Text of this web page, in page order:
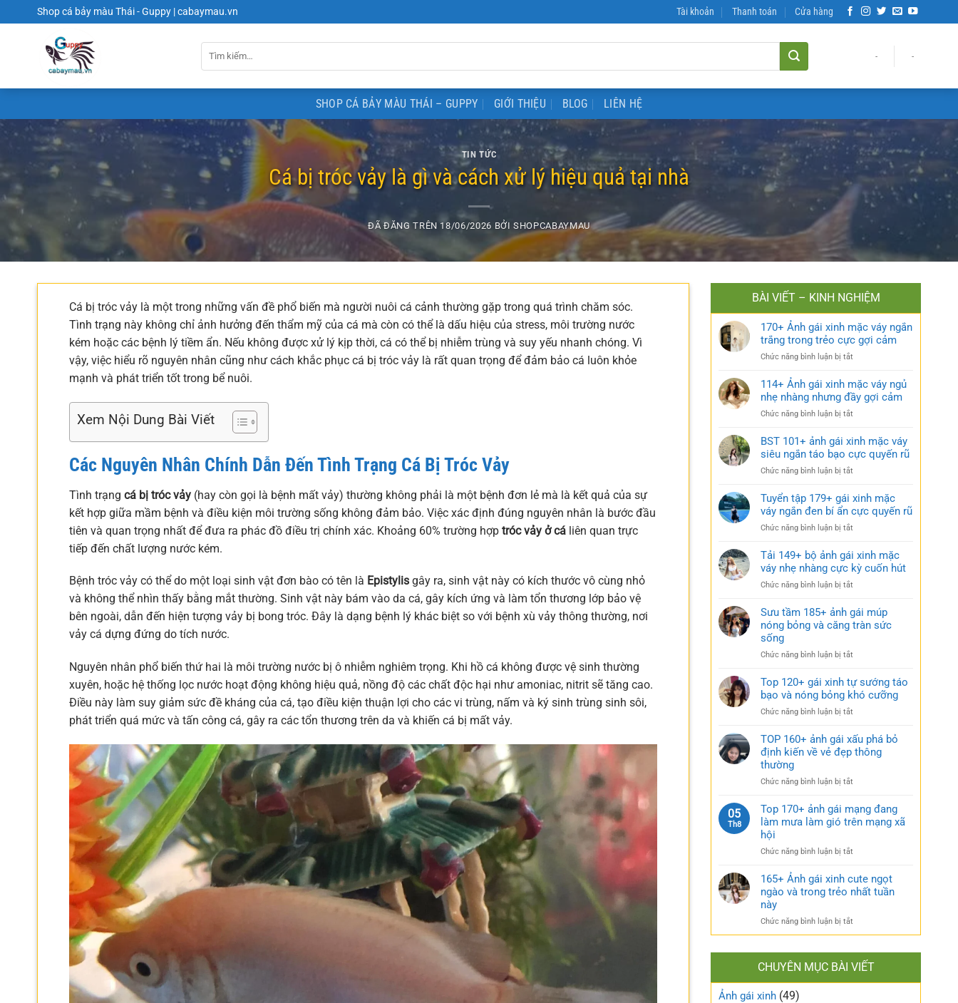
đến
Shop cá bảy màu Thái - Guppy | cabaymau.vn Tài khoản Thanh toán Cửa hàng
- -
SHOP CÁ BẢY MÀU THÁI – GUPPY GIỚI THIỆU BLOG LIÊN HỆ
TIN TỨC
Cá bị tróc vảy là gì và cách xử lý hiệu quả tại nhà
ĐÃ ĐĂNG TRÊN 18/06/2026 BỞISHOPCABAYMAU
Cá bị tróc vảy là một trong những vấn đề phổ biến mà người nuôi cá cảnh thường gặp trong quá trình chăm sóc.
Tình trạng này không chỉ ảnh hưởng đến thẩm mỹ của cá mà còn có thể là dấu hiệu của stress, môi trường nước
kém hoặc các bệnh lý tiềm ẩn. Nếu không được xử lý kịp thời, cá có thể bị nhiễm trùng và suy yếu nhanh chóng. Vì
vậy, việc hiểu rõ nguyên nhân cũng như cách khắc phục cá bị tróc vảy là rất quan trọng để đảm bảo cá luôn khỏe
mạnh và phát triển tốt trong bể nuôi.
Xem Nội Dung Bài Viết
Các Nguyên Nhân Chính Dẫn Đến Tình Trạng Cá Bị Tróc Vảy
Tình trạng cá bị tróc vảy (hay còn gọi là bệnh mất vảy) thường không phải là một bệnh đơn lẻ mà là kết quả của sự
kết hợp giữa mầm bệnh và điều kiện môi trường sống không đảm bảo. Việc xác định đúng nguyên nhân là bước đầu
tiên và quan trọng nhất để đưa ra phác đồ điều trị chính xác. Khoảng 60% trường hợp tróc vảy ở cá liên quan trực
tiếp đến chất lượng nước kém.
Bệnh tróc vảy có thể do một loại sinh vật đơn bào có tên là Epistylis gây ra, sinh vật này có kích thước vô cùng nhỏ
và không thể nhìn thấy bằng mắt thường. Sinh vật này bám vào da cá, gây kích ứng và làm tổn thương lớp bảo vệ
bên ngoài, dẫn đến hiện tượng vảy bị bong tróc. Đây là dạng bệnh lý khác biệt so với bệnh xù vảy thông thường, nơi
vảy cá dựng đứng do tích nước.
Nguyên nhân phổ biến thứ hai là môi trường nước bị ô nhiễm nghiêm trọng. Khi hồ cá không được vệ sinh thường
xuyên, hoặc hệ thống lọc nước hoạt động không hiệu quả, nồng độ các chất độc hại như amoniac, nitrit sẽ tăng cao.
Điều này làm suy giảm sức đề kháng của cá, tạo điều kiện thuận lợi cho các vi trùng, nấm và ký sinh trùng sinh sôi,
phát triển quá mức và tấn công cá, gây ra các tổn thương trên da và khiến cá bị mất vảy.
BÀI VIẾT – KINH NGHIỆM
170+ Ảnh gái xinh mặc váy ngắn
trắng trong trẻo cực gợi cảm
Chức năng bình luận bị tắt
Ảnh
gái
xinh
mặc
ngắn
trắng
gợi
cảm
114+ Ảnh gái xinh mặc váy ngủ
nhẹ nhàng nhưng đầy gợi cảm
Chức năng bình luận bị tắt
Ảnh
gái
xinh
mặc
ngủ
nhẹ
gợi
cảm
BST 101+ ảnh gái xinh mặc váy
siêu ngắn táo bạo cực quyến rũ
Chức năng bình luận bị tắt
101+
ảnh
gái
xinh
váy
siêu
cực
quyến
Tuyển tập 179+ gái xinh mặc
váy ngắn đen bí ẩn cực quyến rũ
Chức năng bình luận bị tắt
tập
179+
gái
xinh
váy
ngắn
ẩn
quyến
rũ
Tải 149+ bộ ảnh gái xinh mặc
váy nhẹ nhàng cực kỳ cuốn hút
Chức năng bình luận bị tắt
149+
bộ
xinh
váy
nhẹ
cực
cuốn
hút
Sưu tầm 185+ ảnh gái múp
nóng bỏng và căng tràn sức
sống
Chức năng bình luận bị tắt
tầm
185+
gái
nóng
bỏng
tràn
sống
Top 120+ gái xinh tự sướng táo
bạo và nóng bỏng khó cưỡng
Chức năng bình luận bị tắt
120+
gái
sướng
bạo
và
khó
TOP 160+ ảnh gái xấu phá bỏ
định kiến về vẻ đẹp thông
thường
Chức năng bình luận bị tắt
160+
ảnh
phá
định
kiến
đẹp
thông
thường
05
Th8
Top 170+ ảnh gái mạng đang
làm mưa làm gió trên mạng xã
hội
Chức năng bình luận bị tắt
170+
ảnh
đang
làm
làm
gió
trên
165+ Ảnh gái xinh cute ngọt
ngào và trong trẻo nhất tuần
này
Chức năng bình luận bị tắt
165+
xinh
cute
CHUYÊN MỤC BÀI VIẾT
Ảnh gái xinh (49)